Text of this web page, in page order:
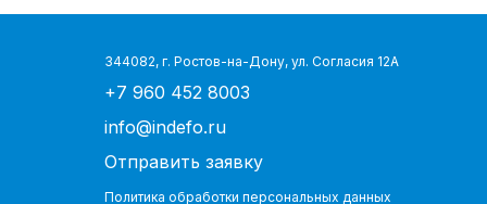
344082, г. Ростов-на-Дону, ул. Согласия 12А
+7 960 452 8003
info@indefo.ru
Отправить заявку
Политика обработки персональных данных